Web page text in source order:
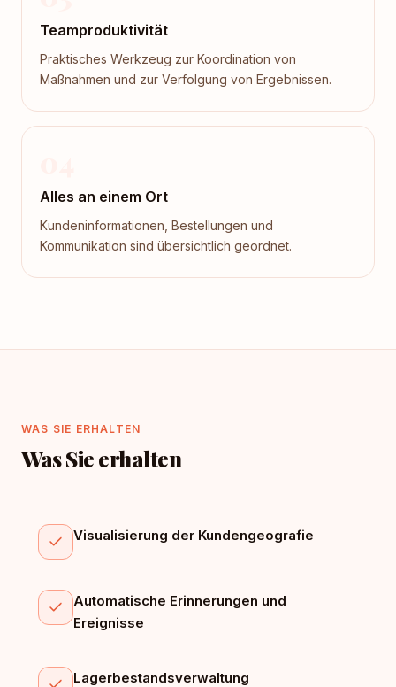
Teamproduktivität
Praktisches Werkzeug zur Koordination von
Maßnahmen und zur Verfolgung von Ergebnissen.
Alles an einem Ort
Kundeninformationen, Bestellungen und
Kommunikation sind übersichtlich geordnet.
WAS SIE ERHALTEN
Was Sie erhalten
Visualisierung der Kundengeografie
Automatische Erinnerungen und
Ereignisse
Lagerbestandsverwaltung